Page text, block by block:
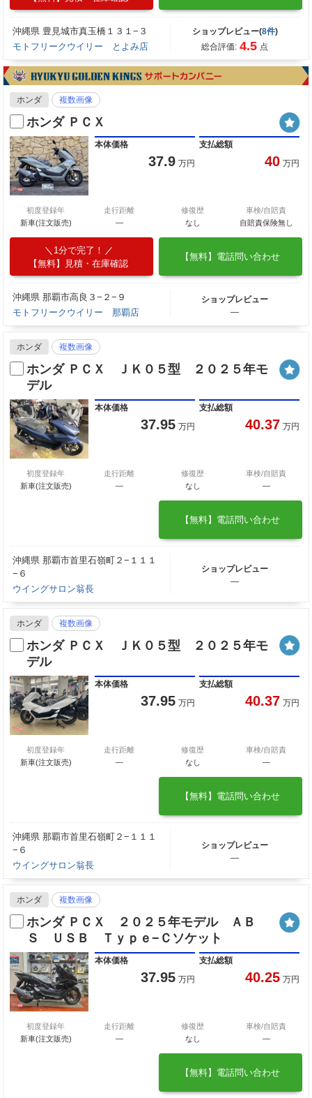
沖縄県 豊見城市真玉橋１３１−３
モトフリークウイリー とよみ店
ショップレビュー(8件)
総合評価: 4.5 点
ホンダ 複数画像
ホンダ ＰＣＸ
本体価格
37.9 万円
支払総額
40 万円
初度登録年
新車(注文販売)
走行距離
―
修復歴
なし
車検/自賠責
自賠責保険無し
1分で完了！
【無料】見積・在庫確認
【無料】電話問い合わせ
沖縄県 那覇市高良３−２−９
モトフリークウイリー 那覇店
ショップレビュー
―
ホンダ 複数画像
ホンダ ＰＣＸ ＪＫ０５型 ２０２５年モ
デル
本体価格
37.95 万円
支払総額
40.37 万円
初度登録年
新車(注文販売)
走行距離
―
修復歴
なし
車検/自賠責
―
【無料】電話問い合わせ
沖縄県 那覇市首里石嶺町２−１１１
−６
ウイングサロン翁長
ショップレビュー
―
ホンダ 複数画像
ホンダ ＰＣＸ ＪＫ０５型 ２０２５年モ
デル
本体価格
37.95 万円
支払総額
40.37 万円
初度登録年
新車(注文販売)
走行距離
―
修復歴
なし
車検/自賠責
―
【無料】電話問い合わせ
沖縄県 那覇市首里石嶺町２−１１１
−６
ウイングサロン翁長
ショップレビュー
―
ホンダ 複数画像
ホンダ ＰＣＸ ２０２５年モデル ＡＢ
Ｓ ＵＳＢ Ｔｙｐｅ−Ｃソケット
本体価格
37.95 万円
支払総額
40.25 万円
初度登録年
新車(注文販売)
走行距離
―
修復歴
なし
車検/自賠責
―
【無料】電話問い合わせ